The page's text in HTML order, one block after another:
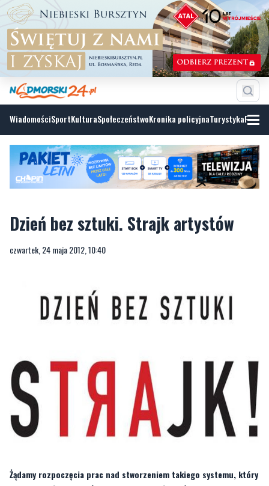
WiadomościSportKulturaSpołeczeństwoKronika policyjnaTurystyka
Dzień bez sztuki. Strajk artystów
czwartek, 24 maja 2012, 10:40
Żądamy rozpoczęcia prac nad stworzeniem takiego systemu, który